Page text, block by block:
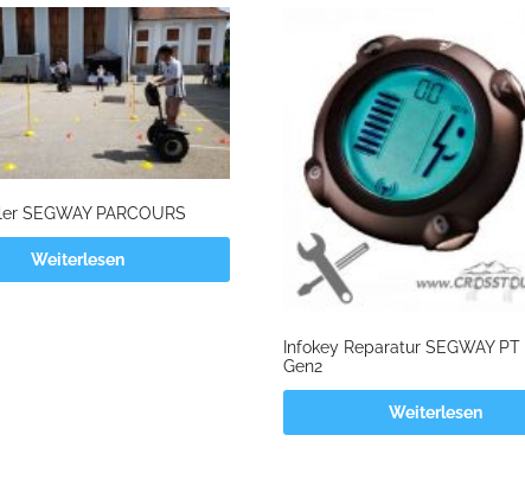
SEGWAY PARCOURS
Weiterlesen
Infokey Reparatur SEGWAY PT
Gen2
Weiterlesen